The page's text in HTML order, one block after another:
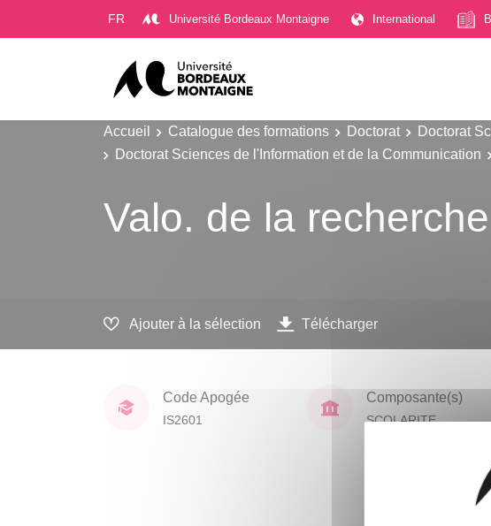
FR Université Bordeaux Montaigne International
Accueil Catalogue des formations Doctorat
Doctorat
Doctorat Sciences de l'Information et de la Communication
Valo. de la
Ajouter à la sélection Télécharger
Code Apogée
IS2601
Composante(s)
SCOLARITE